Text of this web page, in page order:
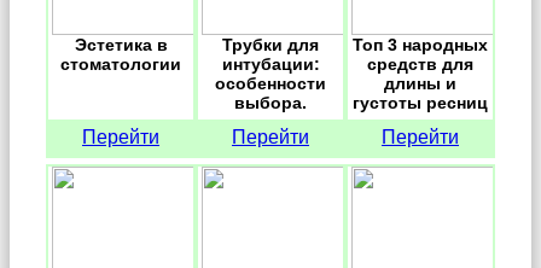
Эстетика в
стоматологии
Перейти
Трубки для
интубации:
особенности
выбора.
Перейти
Топ 3 народных
средств для
длины и
густоты ресниц
Перейти